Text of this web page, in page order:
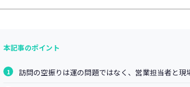
本記事のポイント
訪問の空振りは運の問題ではなく、営業担当者と